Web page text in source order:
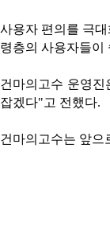
사용자 편의를 극
령층의 사용자들이
건마의고수 운영
잡겠다"고 전했다.
건마의고수는 앞으